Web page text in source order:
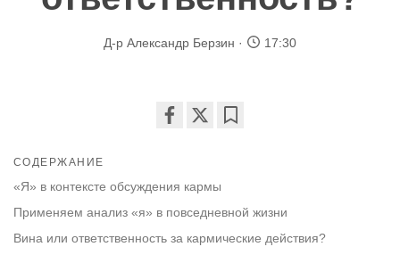
Д-р Александр Берзин 17:30
СОДЕРЖАНИЕ
«Я» в контексте обсуждения кармы
Применяем анализ «я» в повседневной жизни
Вина или ответственность за кармические действия?